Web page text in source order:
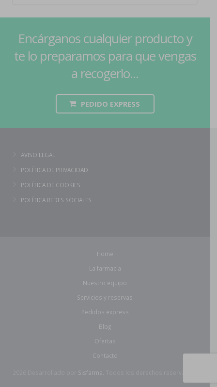
Encárganos cualquier producto y
te lo preparamos para que vengas
a recogerlo...
PEDIDO EXPRESS
AVISO LEGAL
POLÍTICA DE PRIVACIDAD
POLÍTICA DE COOKIES
POLÍTICA REDES SOCIALES
Home
La farmacia
Nuestro equipo
Servicios y reservas
Pedidos express
Blog
Ofertas
Contacto
Sisfarma.